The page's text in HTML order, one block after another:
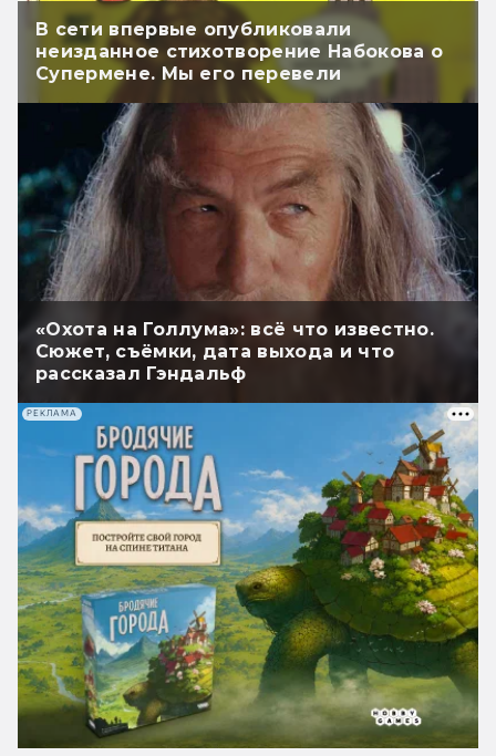
В сети впервые опубликовали
неизданное стихотворение Набокова о
Супермене. Мы его перевели
«Охота на Голлума»: всё что известно.
Сюжет, съёмки, дата выхода и что
рассказал Гэндальф
РЕКЛАМА